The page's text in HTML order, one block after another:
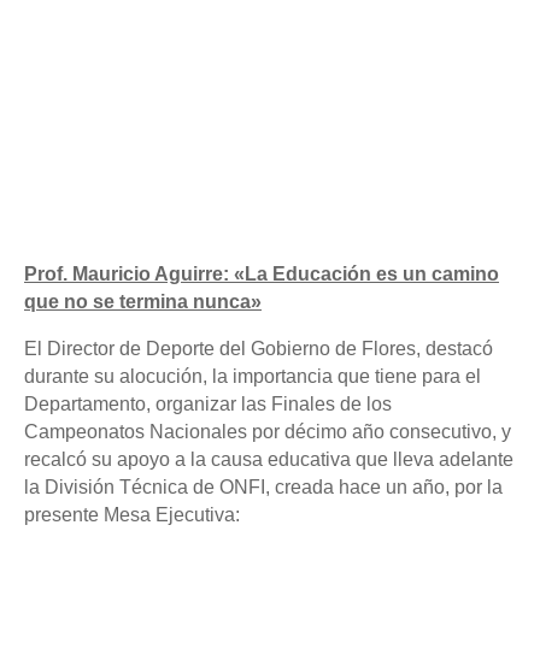
Prof. Mauricio Aguirre: «La Educación es un camino
que no se termina nunca»
El Director de Deporte del Gobierno de Flores, destacó
durante su alocución, la importancia que tiene para el
Departamento, organizar las Finales de los
Campeonatos Nacionales por décimo año consecutivo, y
recalcó su apoyo a la causa educativa que lleva adelante
la División Técnica de ONFI, creada hace un año, por la
presente Mesa Ejecutiva: